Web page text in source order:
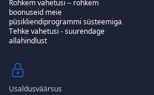
Rohkem vahetusi – rohkem
boonuseid meie
püsikliendiprogrammi süsteemiga.
Tehke vahetusi - suurendage
allahindlust
Usaldusväärsus